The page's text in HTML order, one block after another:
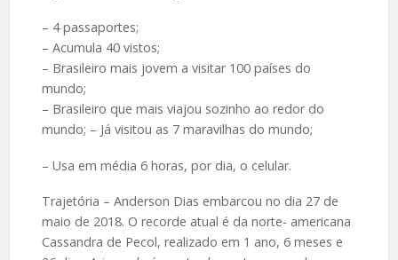
– 4 passaportes;
– Acumula 40 vistos;
– Brasileiro mais jovem a visitar 100 países do
mundo;
– Brasileiro que mais viajou sozinho ao redor do
mundo; – Já visitou as 7 maravilhas do mundo;
– Usa em média 6 horas, por dia, o celular.
Trajetória – Anderson Dias embarcou no dia 27 de
maio de 2018. O recorde atual é da norte- americana
Cassandra de Pecol, realizado em 1 ano, 6 meses e